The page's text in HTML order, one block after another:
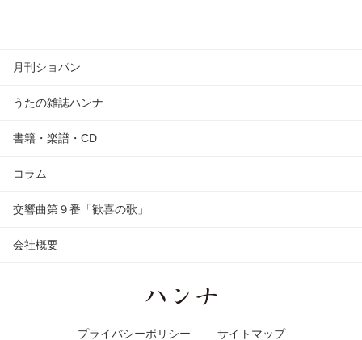
月刊ショパン
うたの雑誌ハンナ
書籍・楽譜・CD
コラム
交響曲第９番「歓喜の歌」
会社概要
プライバシーポリシー サイトマップ